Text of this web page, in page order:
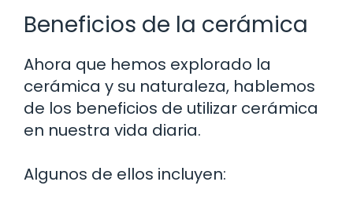
Beneficios de la cerámica
Ahora que hemos explorado la
cerámica y su naturaleza, hablemos
de los beneficios de utilizar cerámica
en nuestra vida diaria.
Algunos de ellos incluyen: